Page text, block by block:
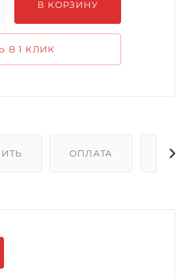
В КОРЗИНУ
В 1 КЛИК
ОПЛАТА